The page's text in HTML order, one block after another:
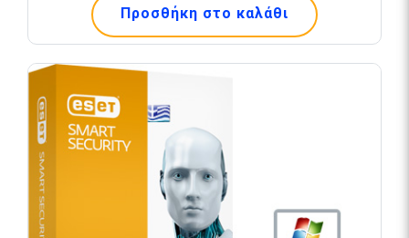
Προσθήκη στο καλάθι